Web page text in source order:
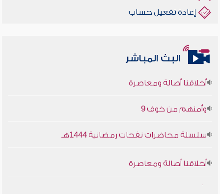
إعادة تفعيل حساب
البث المباشر